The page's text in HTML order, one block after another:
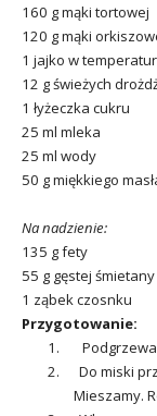
160 g mąki tortowej
120 g mąki
1 jajko w
12 g świeżych
1 łyżeczka cukru
25 ml mleka
25 ml wody
50 g miękkiego
Na nadzienie:
135 g fety
55 g gęstej śmietany
1 ząbek czosnku
Przygotowanie:
1.
2. Do miski
Mieszamy.